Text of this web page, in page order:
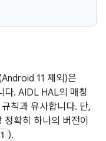
11 제외)은
다. AIDL HAL의 매칭
칙과 유사합니다. 단,
확히 하나의 버전이
1 ).